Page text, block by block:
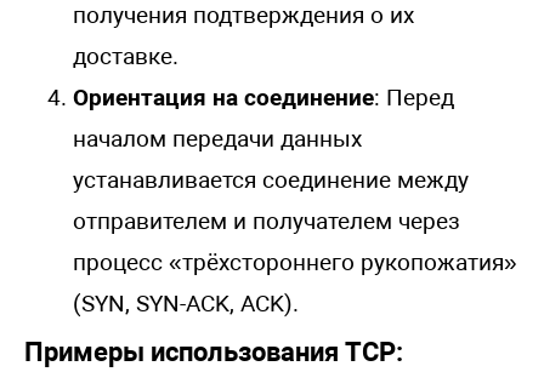
получения подтверждения о их
доставке.
Ориентация на соединение: Перед
началом передачи данных
устанавливается соединение между
отправителем и получателем через
процесс «трёхстороннего рукопожатия»
(SYN, SYN-ACK, ACK).
Примеры использования TCP: